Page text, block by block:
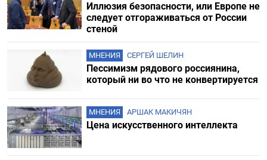
Иллюзия безопасности, или Европе не
следует отгораживаться от России
стеной
МНЕНИЯ СЕРГЕЙ ШЕЛИН
Пессимизм рядового россиянина,
который ни во что не конвертируется
МНЕНИЯ АРШАК МАКИЧЯН
Цена искусственного интеллекта